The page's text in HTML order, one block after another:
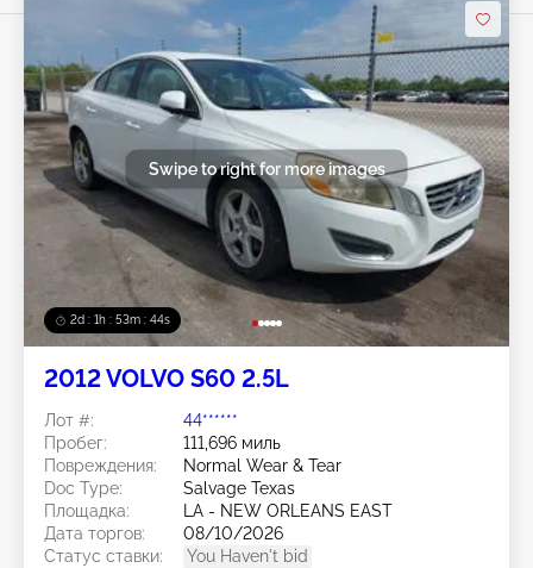
2d : 1h : 53m : 41s
Swipe to right for more images
2012 VOLVO S60 2.5L
Лот #:
44******
Пробег:
111,696 миль
Повреждения:
Normal Wear & Tear
Doc Type:
Salvage Texas
Площадка:
LA - NEW ORLEANS EAST
Дата торгов:
08/10/2026
Статус ставки:
You Haven't bid